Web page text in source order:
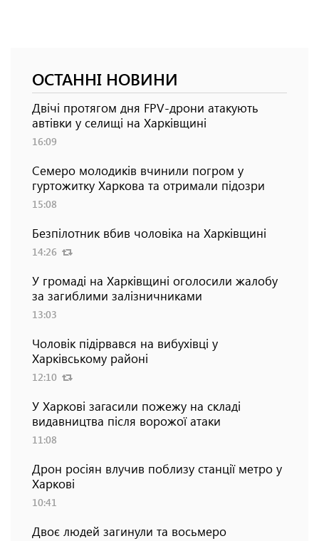
ОСТАННІ НОВИНИ
Двічі протягом дня FPV-дрони атакують
автівки у селищі на Харківщині
16:09
Семеро молодиків вчинили погром у
гуртожитку Харкова та отримали підозри
15:08
Безпілотник вбив чоловіка на Харківщині
14:26
У громаді на Харківщині оголосили жалобу
за загиблими залізничниками
13:03
Чоловік підірвався на вибухівці у
Харківському районі
12:10
У Харкові загасили пожежу на складі
видавництва після ворожої атаки
11:08
Дрон росіян влучив поблизу станції метро у
Харкові
10:41
Двоє людей загинули та восьмеро